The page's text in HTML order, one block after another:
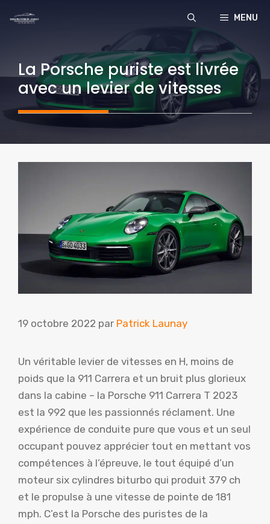
MENU
La Porsche puriste est livrée
avec un levier de vitesses
19 octobre 2022 par Patrick Launay
Un véritable levier de vitesses en H, moins de
poids que la 911 Carrera et un bruit plus glorieux
dans la cabine – la Porsche 911 Carrera T 2023
est la 992 que les passionnés réclament. Une
expérience de conduite pure que vous et un seul
occupant pouvez apprécier tout en mettant vos
compétences à l’épreuve, le tout équipé d’un
moteur six cylindres biturbo qui produit 379 ch
et le propulse à une vitesse de pointe de 181
mph. C’est la Porsche des puristes de la